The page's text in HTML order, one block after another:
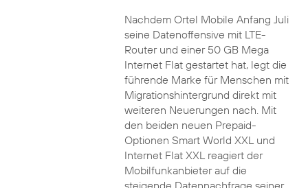
Nachdem Ortel Mobile Anfang Juli
seine Datenoffensive mit LTE-
Router und einer 50 GB Mega
Internet Flat gestartet hat, legt die
führende Marke für Menschen mit
Migrationshintergrund direkt mit
weiteren Neuerungen nach. Mit
den beiden neuen Prepaid-
Optionen Smart World XXL und
Internet Flat XXL reagiert der
Mobilfunkanbieter auf die
steigende Datennachfrage seiner